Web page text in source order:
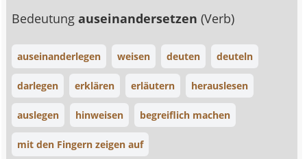
Bedeutungauseinandersetzen(Verb)
auseinanderlegen weisen deuten deuteln
darlegen erklären erläutern herauslesen
auslegen hinweisen begreiflich machen
mit den Fingern zeigen auf